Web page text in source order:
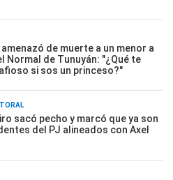
de muerte a un menor a
Normal de Tunuyán: "¿Qué te
si sos un princeso?"
sacó pecho y marcó que ya son
del PJ alineados con Axel